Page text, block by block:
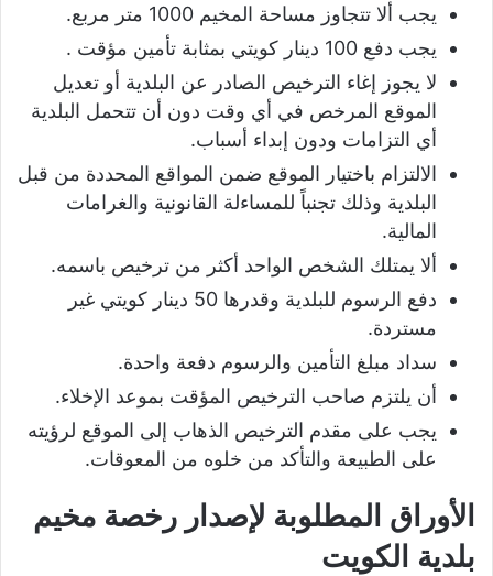
يجب ألا تتجاوز مساحة المخيم 1000 متر مربع.
يجب دفع 100 دينار كويتي بمثابة تأمين مؤقت .
لا يجوز إغاء الترخيص الصادر عن البلدية أو تعديل
الموقع المرخص في أي وقت دون أن تتحمل البلدية
أي التزامات ودون إبداء أسباب.
الالتزام باختيار الموقع ضمن المواقع المحددة من قبل
البلدية وذلك تجنباً للمساءلة القانونية والغرامات
المالية.
ألا يمتلك الشخص الواحد أكثر من ترخيص باسمه.
دفع الرسوم للبلدية وقدرها 50 دينار كويتي غير
مستردة.
سداد مبلغ التأمين والرسوم دفعة واحدة.
أن يلتزم صاحب الترخيص المؤقت بموعد الإخلاء.
يجب على مقدم الترخيص الذهاب إلى الموقع لرؤيته
على الطبيعة والتأكد من خلوه من المعوقات.
الأوراق المطلوبة لإصدار رخصة مخيم
بلدية الكويت